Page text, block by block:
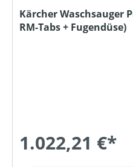
Kärcher Waschsauger
RM-Tabs + Fugendüse)
1.022,21 €*